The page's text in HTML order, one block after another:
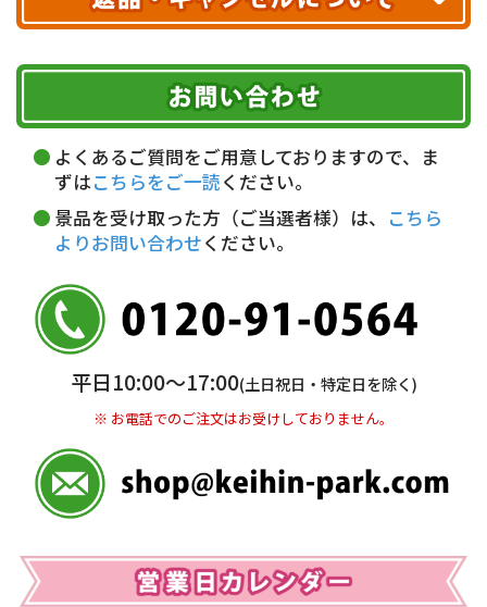
ヤマト運輸
お届け可能時間帯
午前中 14～16時
16～18時
18～20時
19～21時 指定なし
代金引換(現金のみ)
5,000円未満…330円(税込)
銀行振込(前払い)
普通 7263489
＜口座名＞ カ）ディースタイル
※ 振込み手数料お客様ご負担。
期限を含むルール（条件）や、お客様にご負担い
ただく費用がございます。
詳しくはこちら▶
よくあるご質問をご用意しておりますので、ま
ずはこちらをご一読ください。
景品を受け取った方（ご当選者様）は、
こちら
よりお問い合わせください。
平日10:00〜17:00(土日祝日・特定日を除く)
※ お電話でのご注文はお受けしておりません。